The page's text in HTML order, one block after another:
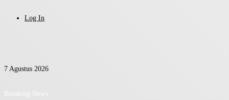
Log In
7 Agustus 2026
Breaking News